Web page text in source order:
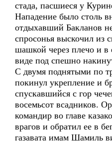
стада, пасшиеся у
Нападение было столь
отдыхавший Бакланов
спросонья выскочил из
шашкой через плечо и в
виде под спешно
С двумя поднятыми по
покинул укрепление и
спускавшийся с гор
восемьсот всадников.
командир во главе
врагов и обратил ее в
газавата имам Шамиль